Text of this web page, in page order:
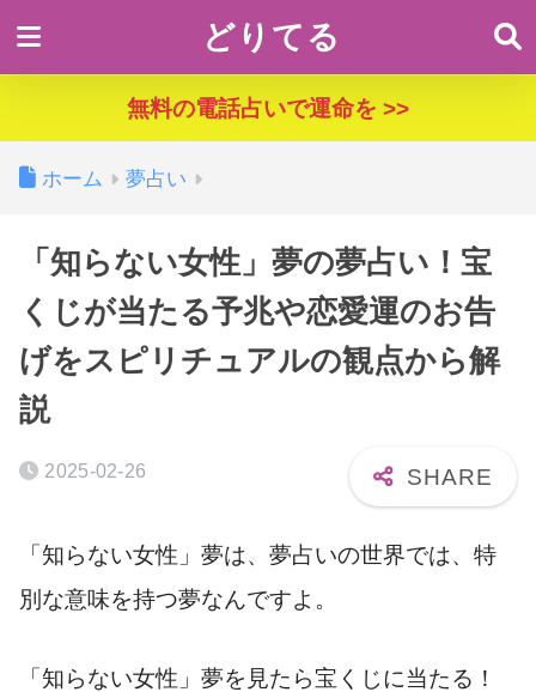
どりてる
無料の電話占いで運命を >>
ホーム 夢占い
「知らない女性」夢の夢占い！宝
くじが当たる予兆や恋愛運のお告
げをスピリチュアルの観点から解
説
2025-02-26
「知らない女性」夢は、夢占いの世界では、特
別な意味を持つ夢なんですよ。
「知らない女性」夢を見たら宝くじに当たる！